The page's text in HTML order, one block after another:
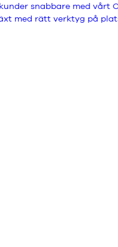
snabbare med vårt
med rätt verktyg på